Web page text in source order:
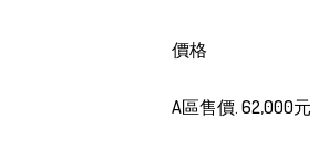
價格
A區售價. 62,000元